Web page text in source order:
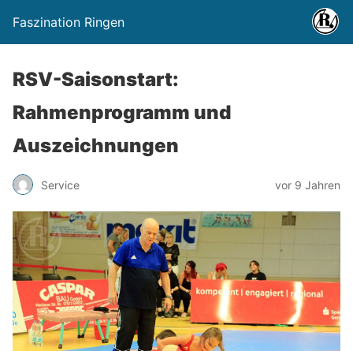
Faszination Ringen
RSV-Saisonstart:
Rahmenprogramm und
Auszeichnungen
Service vor 9 Jahren